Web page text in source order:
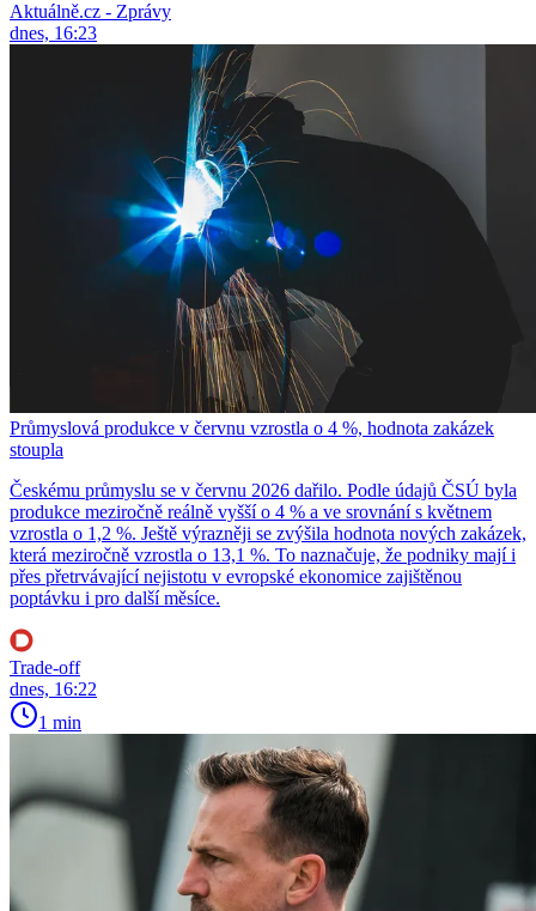
Aktuálně.cz - Zprávy
dnes, 16:23
Průmyslová produkce v červnu vzrostla o 4 %, hodnota zakázek
stoupla
Českému průmyslu se v červnu 2026 dařilo. Podle údajů ČSÚ byla
produkce meziročně reálně vyšší o 4 % a ve srovnání s květnem
vzrostla o 1,2 %. Ještě výrazněji se zvýšila hodnota nových zakázek,
která meziročně vzrostla o 13,1 %. To naznačuje, že podniky mají i
přes přetrvávající nejistotu v evropské ekonomice zajištěnou
poptávku i pro další měsíce.
Trade-off
dnes, 16:22
1 min